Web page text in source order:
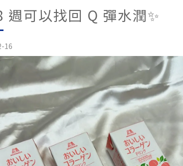
可以找回 Q 彈水潤✨
16